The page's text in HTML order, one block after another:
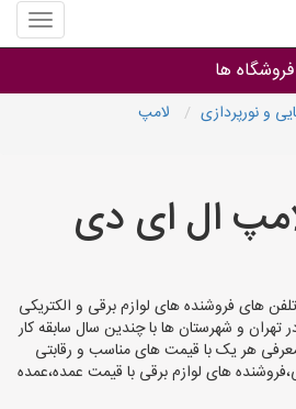
منوی
سایت
برقی
فروشگاه ها
و نورپردازی
سایر گروه ها
و نورپردازی
لامپ
ال ای دی
های فروشنده های لوازم برقی و الکتریکی
و شهرستان ها با چندین سال سابقه کار
هر یک با قیمت های مناسب و رقابتی
های لوازم برقی با قیمت عمده،عمده